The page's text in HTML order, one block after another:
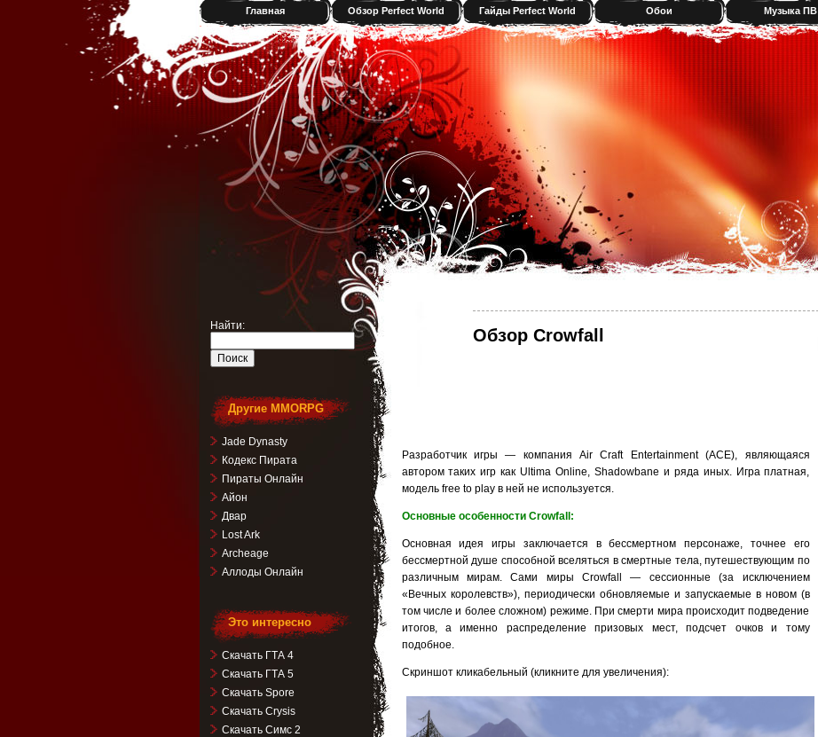
Главная Обзор Perfect World Гайды Perfect World Обои Музыка ПВ
Обзор Crowfall
Разработчик игры — компания Air Craft Entertainment (ACE), являющаяся
автором таких игр как Ultima Online, Shadowbane и ряда иных. Игра платная,
модель free to play в ней не используется.
Основные особенности Crowfall:
Основная идея игры заключается в бессмертном персонаже, точнее его
бессмертной душе способной вселяться в смертные тела, путешествующим по
различным мирам. Сами миры Crowfall — сессионные (за исключением
«Вечных королевств»), периодически обновляемые и запускаемые в новом (в
том числе и более сложном) режиме. При смерти мира происходит подведение
итогов, а именно распределение призовых мест, подсчет очков и тому
подобное.
Скриншот кликабельный (кликните для увеличения):
Найти:
Другие MMORPG
Jade Dynasty
Кодекс Пирата
Пираты Онлайн
Айон
Двар
Lost Ark
Archeage
Аллоды Онлайн
Это интересно
Скачать ГТА 4
Скачать ГТА 5
Скачать Spore
Скачать Crysis
Скачать Симс 2